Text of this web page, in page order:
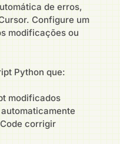
de erros,
Configure um
modificações ou
Python que:
modificados
corrigir